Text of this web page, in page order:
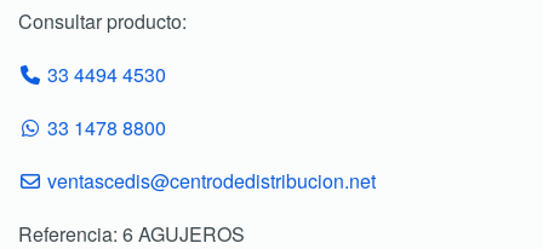
Consultar producto:
33 4494 4530
33 1478 8800
ventascedis@centrodedistribucion.net
Referencia: 6 AGUJEROS